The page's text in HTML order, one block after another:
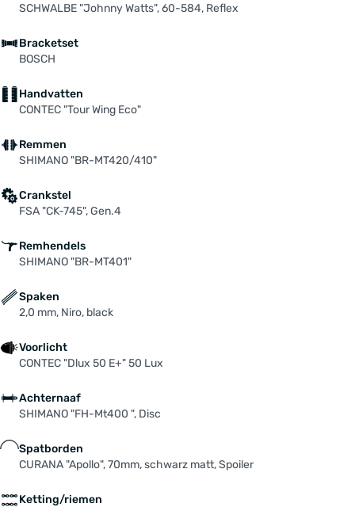
SCHWALBE "Johnny Watts", 60-584, Reflex
Bracketset
BOSCH
Handvatten
CONTEC "Tour Wing Eco"
Remmen
SHIMANO "BR-MT420/410"
Crankstel
FSA "CK-745", Gen.4
Remhendels
SHIMANO "BR-MT401"
Spaken
2,0 mm, Niro, black
Voorlicht
CONTEC "Dlux 50 E+" 50 Lux
Achternaaf
SHIMANO "FH-Mt400 ", Disc
Spatborden
CURANA "Apollo", 70mm, schwarz matt, Spoiler
Ketting/riemen